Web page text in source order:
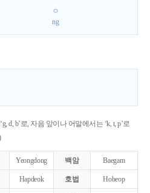
ㅇ
ng
d, b’로, 자음 앞이나 어말에서는 ‘k, t, p’로
Yeongdong 백암 Baegam
Hapdeok 호법 Hobeop